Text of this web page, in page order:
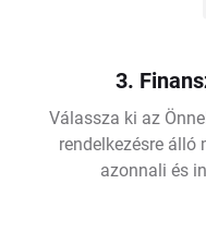
3.
Válassza ki az
rendelkezésre álló
azonnali és